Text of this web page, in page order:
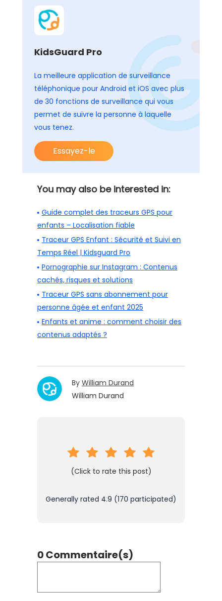
KidsGuard Pro
La meilleure application de surveillance
téléphonique pour Android et iOS avec plus
de 30 fonctions de surveillance qui vous
permet de suivre la personne à laquelle
vous tenez.
Essayez-le
You may also be interested in:
Guide complet des traceurs GPS pour
enfants – Localisation fiable
Traceur GPS Enfant : Sécurité et Suivi en
Temps Réel | Kidsguard Pro
Pornographie sur Instagram : Contenus
cachés, risques et solutions
Traceur GPS sans abonnement pour
personne âgée et enfant 2025
Enfants et anime : comment choisir des
contenus adaptés ?
By William Durand
William Durand
(Click to rate this post)
Generally rated 4.9 (170 participated)
0 Commentaire(s)